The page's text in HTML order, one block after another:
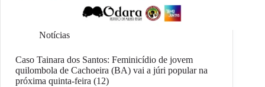
Notícias
Caso Tainara dos Santos: Feminicídio de jovem
quilombola de Cachoeira (BA) vai a júri popular na
próxima quinta-feira (12)